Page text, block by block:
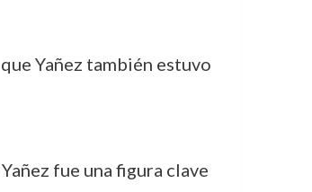
Yañez también estuvo
fue una figura clave